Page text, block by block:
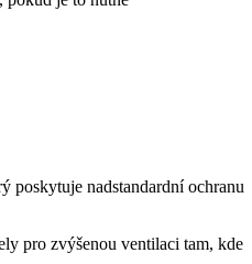
poskytuje nadstandardní ochranu
pro zvýšenou ventilaci tam, kde